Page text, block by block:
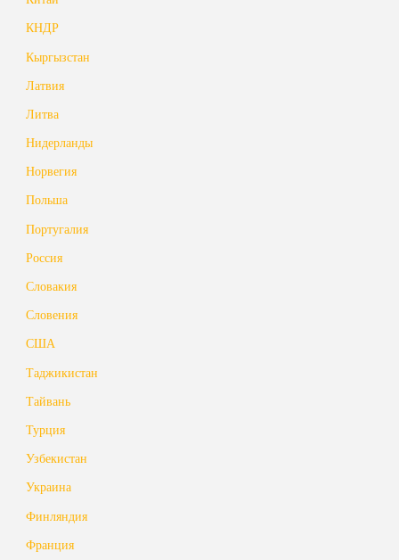
КНДР
Кыргызстан
Латвия
Литва
Нидерланды
Норвегия
Польша
Португалия
Россия
Словакия
Словения
США
Таджикистан
Тайвань
Турция
Узбекистан
Украина
Финляндия
Франция